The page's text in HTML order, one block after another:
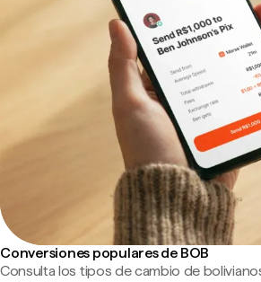
Conversiones populares de BOB
Consulta los tipos de cambio de